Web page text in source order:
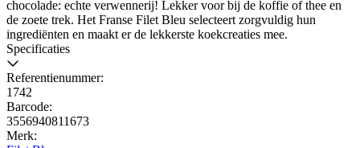
chocolade: echte verwennerij! Lekker voor bij de koffie of thee en
de zoete trek. Het Franse Filet Bleu selecteert zorgvuldig hun
ingrediënten en maakt er de lekkerste koekcreaties mee.
Specificaties
Referentienummer:
1742
Barcode:
3556940811673
Merk: